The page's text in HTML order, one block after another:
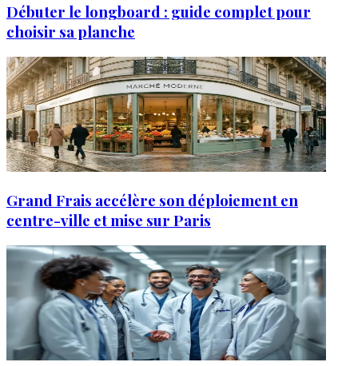
Débuter le longboard : guide complet pour
choisir sa planche
Grand Frais accélère son déploiement en
centre-ville et mise sur Paris